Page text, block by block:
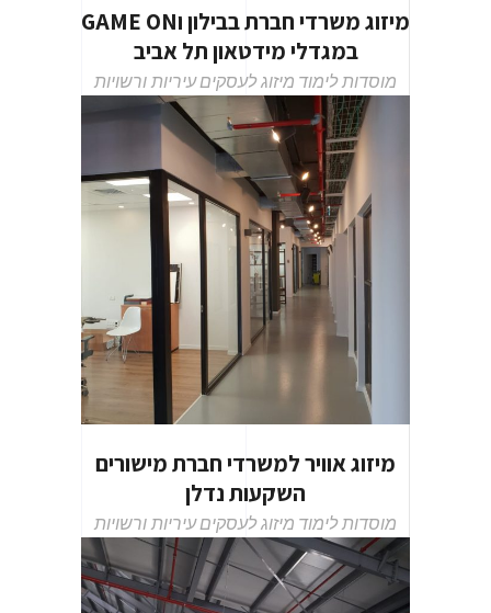
מיזוג משרדי חברת בבילון וGAME ON
במגדלי מידטאון תל אביב
מוסדות לימוד מיזוג לעסקיםעיריות ורשויות
מיזוג אוויר למשרדי חברת מישורים
השקעות נדלן
מוסדות לימוד מיזוג לעסקיםעיריות ורשויות